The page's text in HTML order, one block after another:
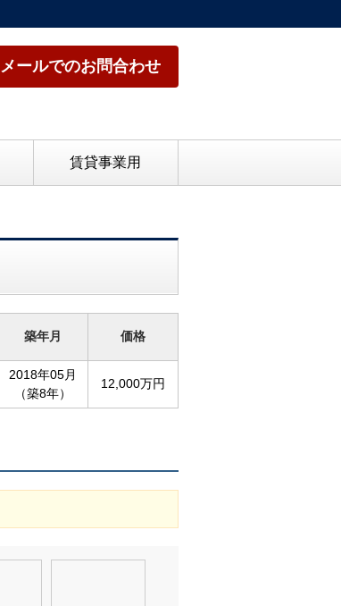
メールでのお問合わせ
賃貸事業用
築年月 価格
2018年05月
（築8年）
12,000万円